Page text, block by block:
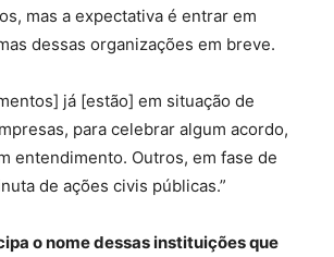
mas a expectativa é entrar em
dessas organizações em breve.
já [estão] em situação de
para celebrar algum acordo,
entendimento. Outros, em fase de
de ações civis públicas.”
o nome dessas instituições que